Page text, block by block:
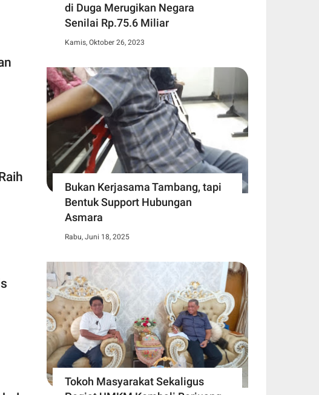
di Duga Merugikan Negara
Senilai Rp.75.6 Miliar
Kamis, Oktober 26, 2023
Bukan Kerjasama Tambang, tapi
Bentuk Support Hubungan
Asmara
Rabu, Juni 18, 2025
Tokoh Masyarakat Sekaligus